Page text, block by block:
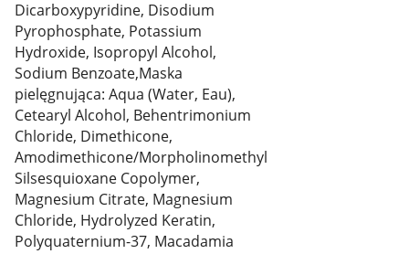
Dicarboxypyridine, Disodium
Pyrophosphate, Potassium
Hydroxide, Isopropyl Alcohol,
Sodium Benzoate,Maska
pielęgnująca: Aqua (Water, Eau),
Cetearyl Alcohol, Behentrimonium
Chloride, Dimethicone,
Amodimethicone/Morpholinomethyl
Silsesquioxane Copolymer,
Magnesium Citrate, Magnesium
Chloride, Hydrolyzed Keratin,
Polyquaternium-37, Macadamia